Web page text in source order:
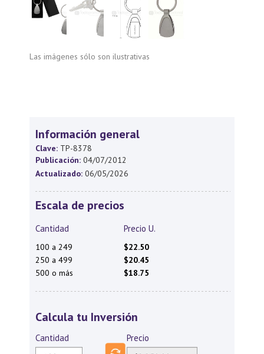
Las imágenes sólo son ilustrativas
Información general
Clave: TP-8378
Publicación: 04/07/2012
Actualizado: 06/05/2026
Escala de precios
Cantidad Precio U.
100 a 249
$22.50
250 a 499
$20.45
500 o más
$18.75
Calcula tu Inversión
Cantidad Precio